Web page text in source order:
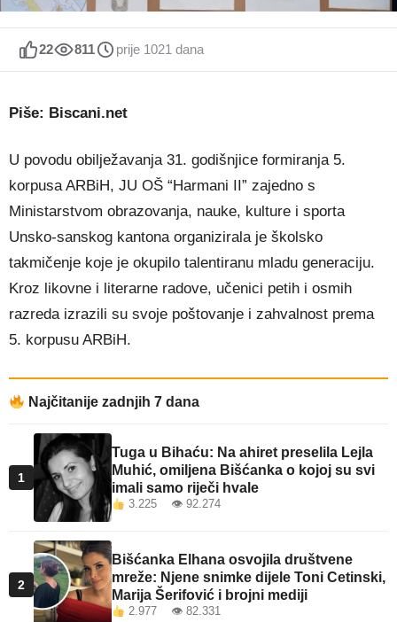
22 811 prije 1021 dana
Piše: Biscani.net
U povodu obilježavanja 31. godišnjice formiranja 5.
korpusa ARBiH, JU OŠ “Harmani II” zajedno s
Ministarstvom obrazovanja, nauke, kulture i sporta
Unsko-sanskog kantona organizirala je školsko
takmičenje koje je okupilo talentiranu mladu generaciju.
Kroz likovne i literarne radove, učenici petih i osmih
razreda izrazili su svoje poštovanje i zahvalnost prema
5. korpusu ARBiH.
Najčitanije zadnjih 7 dana
1
Tuga u Bihaću: Na ahiret preselila Lejla
Muhić, omiljena Bišćanka o kojoj su svi
imali samo riječi hvale
3.225 👁 92.274
2
Bišćanka Elhana osvojila društvene
mreže: Njene snimke dijele Toni Cetinski,
Marija Šerifović i brojni mediji
2.977 👁 82.331